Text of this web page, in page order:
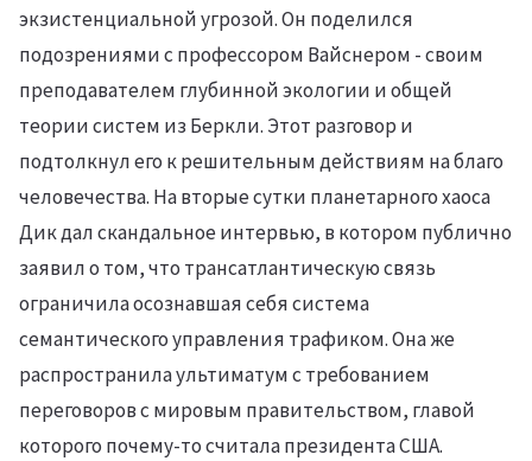
экзистенциальной угрозой. Он поделился
подозрениями с профессором Вайснером - своим
преподавателем глубинной экологии и общей
теории систем из Беркли. Этот разговор и
подтолкнул его к решительным действиям на благо
человечества. На вторые сутки планетарного хаоса
Дик дал скандальное интервью, в котором публично
заявил о том, что трансатлантическую связь
ограничила осознавшая себя система
семантического управления трафиком. Она же
распространила ультиматум с требованием
переговоров с мировым правительством, главой
которого почему-то считала президента США.